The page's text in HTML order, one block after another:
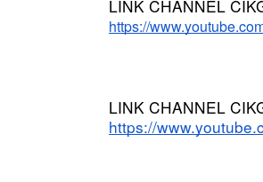
LINK CHANNEL
https://
LINK CHANNEL
https://
#141 #...
8 hari yang lalu